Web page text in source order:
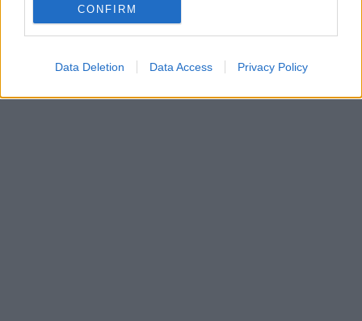
CONFIRM
Data Deletion Data Access Privacy Policy